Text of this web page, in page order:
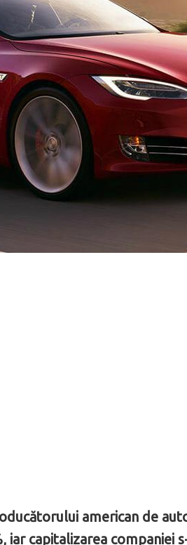
american de
iar capitalizarea